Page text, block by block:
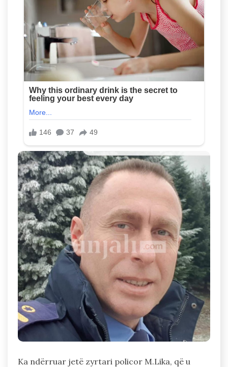
Ka ndërruar jetë zyrtari policor M.Lika, që u